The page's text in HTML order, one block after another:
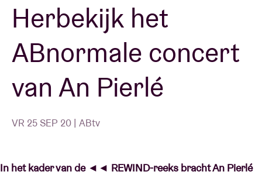
BRDCST
ABtv
Concertcheque
Over AB
Herbekijk het
ABnormale concert
van An Pierlé
VR 25 SEP 20 | ABtv
In het kader van de ◄◄ REWIND-reeks bracht An Pierlé